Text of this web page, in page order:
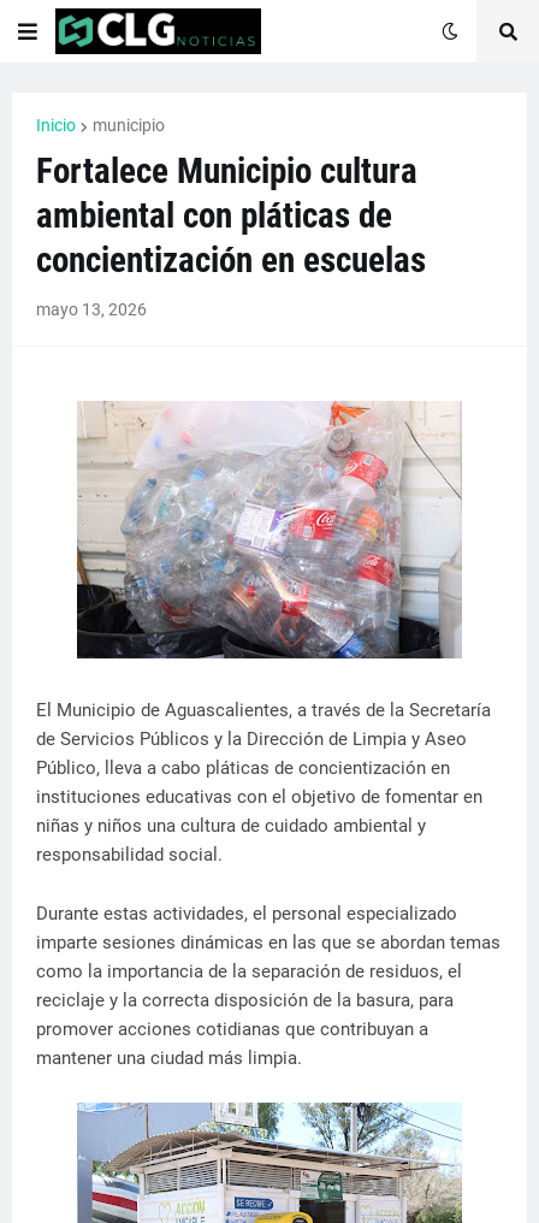
Inicio municipio
Fortalece Municipio cultura
ambiental con pláticas de
concientización en escuelas
mayo 13, 2026
El Municipio de Aguascalientes, a través de la Secretaría
de Servicios Públicos y la Dirección de Limpia y Aseo
Público, lleva a cabo pláticas de concientización en
instituciones educativas con el objetivo de fomentar en
niñas y niños una cultura de cuidado ambiental y
responsabilidad social.
Durante estas actividades, el personal especializado
imparte sesiones dinámicas en las que se abordan temas
como la importancia de la separación de residuos, el
reciclaje y la correcta disposición de la basura, para
promover acciones cotidianas que contribuyan a
mantener una ciudad más limpia.